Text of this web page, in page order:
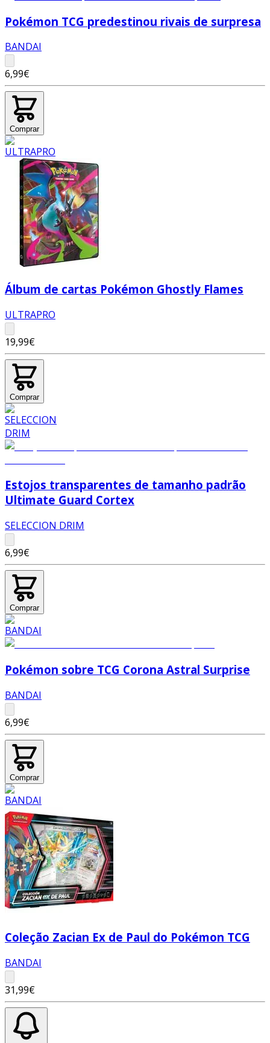
Pokémon TCG predestinou rivais de surpresa
BANDAI
6,99€
Comprar
Álbum de cartas Pokémon Ghostly Flames
ULTRAPRO
19,99€
Comprar
Estojos transparentes de tamanho padrão
Ultimate Guard Cortex
SELECCION DRIM
6,99€
Comprar
Pokémon sobre TCG Corona Astral Surprise
BANDAI
6,99€
Comprar
Coleção Zacian Ex de Paul do Pokémon TCG
BANDAI
31,99€